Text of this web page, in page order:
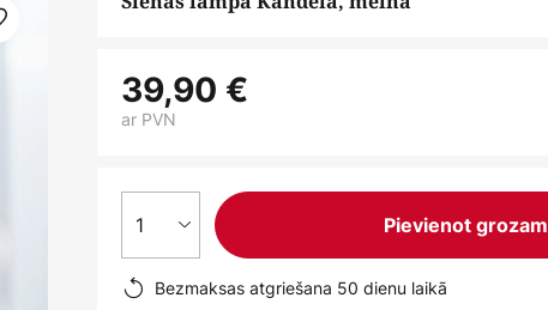
39,90 €
ar PVN
1 Pievienot grozam
Bezmaksas atgriešana 50 dienu laikā